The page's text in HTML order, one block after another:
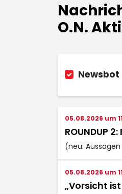
O.N.
Newsbot
05.08.2026 um
ROUNDUP
(neu:
05.08.2026 um
„Vorsicht